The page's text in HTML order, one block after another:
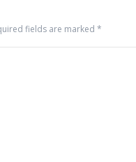
fields are marked *